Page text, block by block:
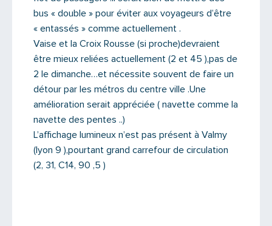
bus « double » pour éviter aux voyageurs d’être
« entassés » comme actuellement .
Vaise et la Croix Rousse (si proche)devraient
être mieux reliées actuellement (2 et 45 ),pas de
2 le dimanche…et nécessite souvent de faire un
détour par les métros du centre ville .Une
amélioration serait appréciée ( navette comme la
navette des pentes ..)
L’affichage lumineux n’est pas présent à Valmy
(lyon 9 ),pourtant grand carrefour de circulation
(2, 31, C14, 90 ,5 )